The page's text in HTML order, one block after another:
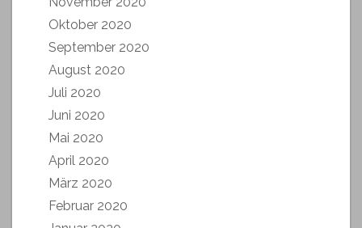
Oktober 2020
September 2020
August 2020
Juli 2020
Juni 2020
Mai 2020
April 2020
März 2020
Februar 2020